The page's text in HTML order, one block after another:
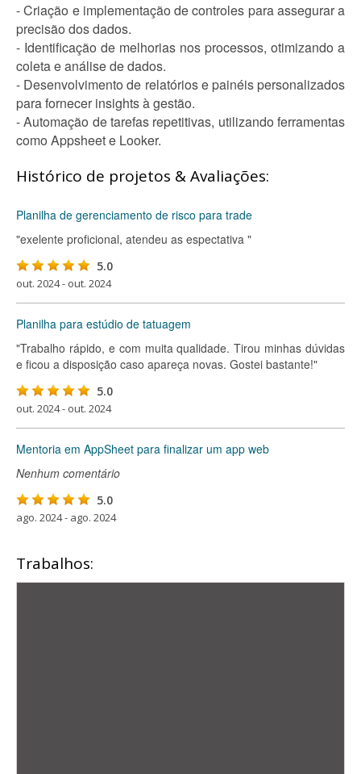
- Criação e implementação de controles para assegurar a
precisão dos dados.
- Identificação de melhorias nos processos, otimizando a
coleta e análise de dados.
- Desenvolvimento de relatórios e painéis personalizados
para fornecer insights à gestão.
- Automação de tarefas repetitivas, utilizando ferramentas
como Appsheet e Looker.
Histórico de projetos & Avaliações:
Planilha de gerenciamento de risco para trade
"exelente proficional, atendeu as espectativa "
5.0
out. 2024 - out. 2024
Planilha para estúdio de tatuagem
"Trabalho rápido, e com muita qualidade. Tirou minhas dúvidas
e ficou a disposição caso apareça novas. Gostei bastante!"
5.0
out. 2024 - out. 2024
Mentoria em AppSheet para finalizar um app web
Nenhum comentário
5.0
ago. 2024 - ago. 2024
Trabalhos: